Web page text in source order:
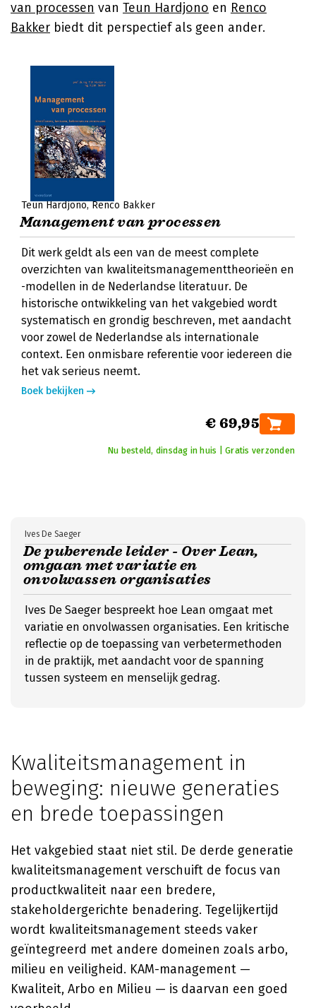
van processen van Teun Hardjono en Renco
Bakker biedt dit perspectief als geen ander.
Teun Hardjono Renco Bakker
Management van processen
Dit werk geldt als een van de meest complete
overzichten van kwaliteitsmanagementtheorieën en
-modellen in de Nederlandse literatuur. De
historische ontwikkeling van het vakgebied wordt
systematisch en grondig beschreven, met aandacht
voor zowel de Nederlandse als internationale
context. Een onmisbare referentie voor iedereen die
het vak serieus neemt.
Boek bekijken
€ 69,95
Nu besteld, dinsdag in huis | Gratis verzonden
De puberende leider - Over Lean,
omgaan met variatie en
onvolwassen organisaties
Ives De Saeger
Ives De Saeger bespreekt hoe Lean omgaat met
variatie en onvolwassen organisaties. Een kritische
reflectie op de toepassing van verbetermethoden
in de praktijk, met aandacht voor de spanning
tussen systeem en menselijk gedrag.
Kwaliteitsmanagement in
beweging: nieuwe generaties
en brede toepassingen
Het vakgebied staat niet stil. De derde generatie
kwaliteitsmanagement verschuift de focus van
productkwaliteit naar een bredere,
stakeholdergerichte benadering. Tegelijkertijd
wordt kwaliteitsmanagement steeds vaker
geïntegreerd met andere domeinen zoals arbo,
milieu en veiligheid. KAM-management —
Kwaliteit, Arbo en Milieu — is daarvan een goed